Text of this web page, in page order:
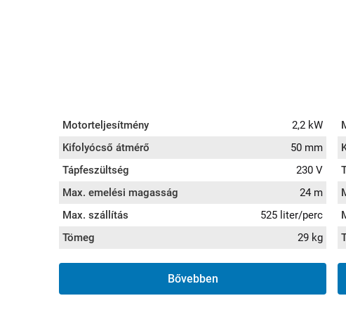
Motorteljesítmény
2,2 kW
Kifolyócső átmérő
50 mm
Tápfeszültség
230 V
Max. emelési magasság
24 m
Max. szállítás
525 liter/perc
Tömeg
29 kg
Bővebben